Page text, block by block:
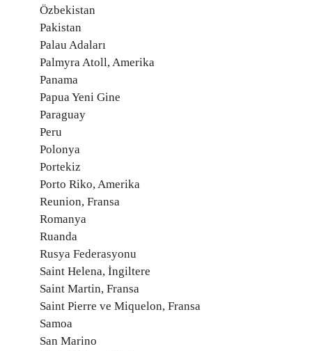
Özbekistan
Pakistan
Palau Adaları
Palmyra Atoll, Amerika
Panama
Papua Yeni Gine
Paraguay
Peru
Polonya
Portekiz
Porto Riko, Amerika
Reunion, Fransa
Romanya
Ruanda
Rusya Federasyonu
Saint Helena, İngiltere
Saint Martin, Fransa
Saint Pierre ve Miquelon, Fransa
Samoa
San Marino